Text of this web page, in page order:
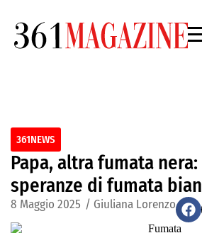
361NEWS
Papa, altra fumata
speranze di fumata
8 Maggio 2025 / Giuliana Lorenzo